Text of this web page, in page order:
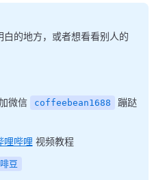
的地方，或者想看看别人的
微信
coffeebean1688
蹦跶
哩哔哩 视频教程
豆